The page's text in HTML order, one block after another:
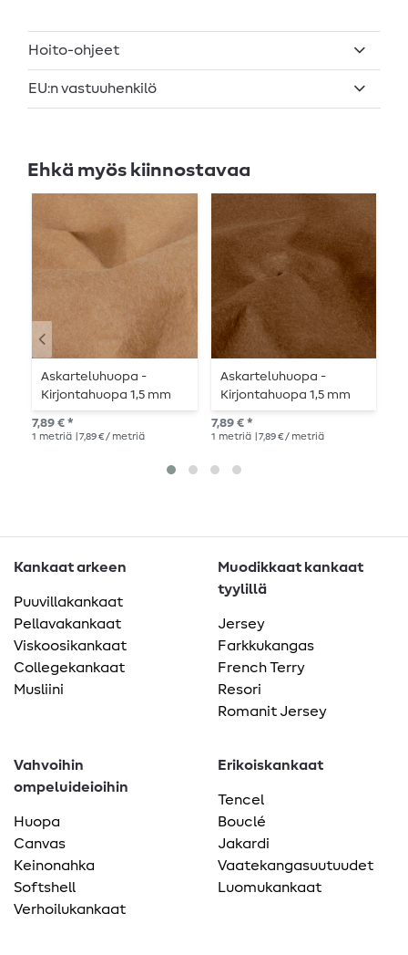
Hoito-ohjeet
EU:n vastuuhenkilö
Ehkä myös kiinnostavaa
Askarteluhuopa -
Kirjontahuopa 1,5 mm
yksivärinen beige
7,89 € *
1 metriä | 7,89 € / metriä
Askarteluhuopa -
Kirjontahuopa 1,5 mm
yksivärinen
vaaleanruskea
7,89 € *
1 metriä | 7,89 € / metriä
Kankaat arkeen
Puuvillakankaat
Pellavakankaat
Viskoosikankaat
Collegekankaat
Musliini
Muodikkaat kankaat
tyylillä
Jersey
Farkkukangas
French Terry
Resori
Romanit Jersey
Vahvoihin
ompeluideioihin
Huopa
Canvas
Keinonahka
Softshell
Verhoilukankaat
Erikoiskankaat
Tencel
Bouclé
Jakardi
Vaatekangasuutuudet
Luomukankaat